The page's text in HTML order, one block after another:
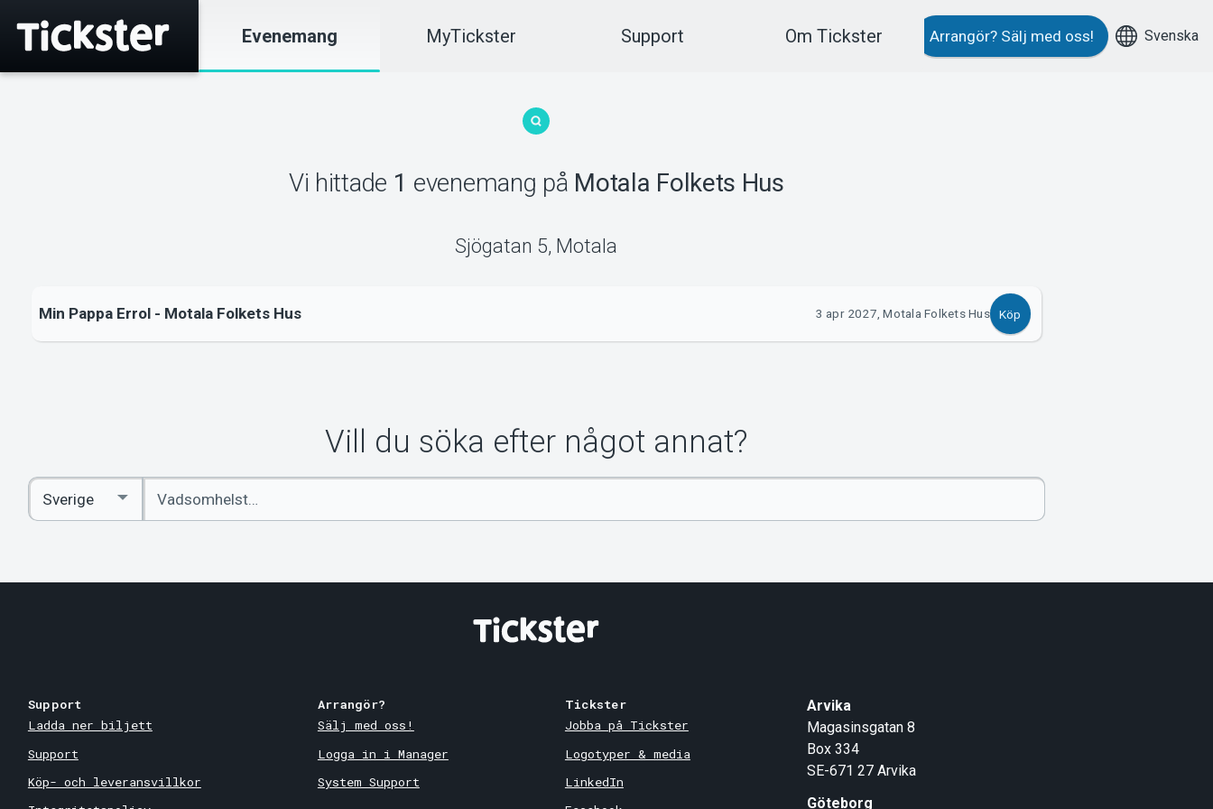
Evenemang MyTickster Support Om Tickster Arrangör? Sälj med oss! Svenska
Vi hittade 1 evenemang på Motala Folkets Hus
Sjögatan 5, Motala
Min Pappa Errol - Motala Folkets Hus 3 apr 2027, Motala Folkets Hus Köp
Vill du söka efter något annat?
Ange
sökord
Select
Country
Support
Ladda ner biljett
Support
Köp- och leveransvillkor
Arrangör?
Sälj med oss!
Logga in i Manager
System Support
Tickster
Jobba på Tickster
Logotyper & media
LinkedIn
Arvika
Magasinsgatan 8
Box 334
SE-671 27 Arvika
Göteborg